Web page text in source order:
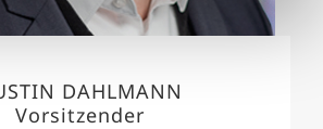
DAHLMANN
Vorsitzender